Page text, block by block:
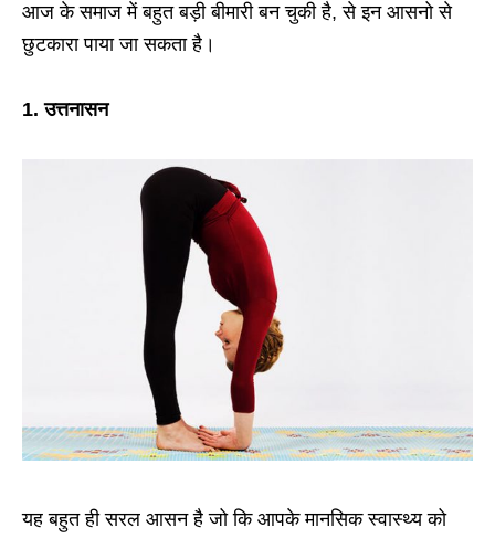
आज के समाज में बहुत बड़ी बीमारी बन चुकी है, से इन आसनो से
छुटकारा पाया जा सकता है।
1. उत्तनासन
यह बहुत ही सरल आसन है जो कि आपके मानसिक स्वास्थ्य को